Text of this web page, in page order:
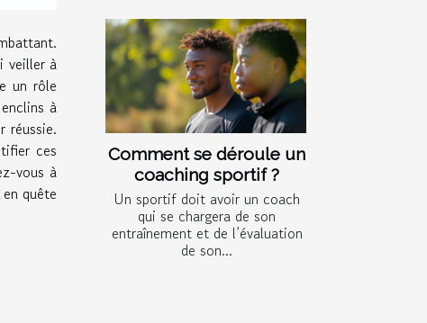
veiller à
un rôle
à
réussie.
ces
vous à
quête
Comment se déroule un
coaching sportif ?
Un sportif doit avoir un coach
qui se chargera de son
entraînement et de l’évaluation
de son...